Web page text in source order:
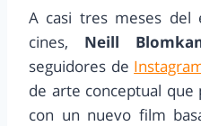
A casi tres meses del
cines, Neill
seguidores de
de arte conceptual que
con un nuevo film